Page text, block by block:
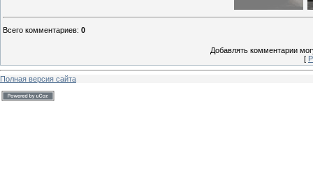
Всего комментариев: 0
Добавлять комментарии
[
Полная версия сайта